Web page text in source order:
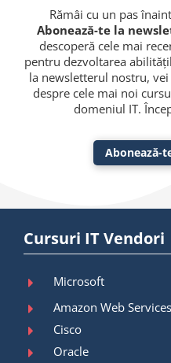
Rămâi cu un pas
Abonează-te la
descoperă cele mai
pentru dezvoltarea
la newsletterul nostru,
despre cele mai noi
domeniul IT.
Abonează-
Cursuri IT Vendori
Microsoft
Amazon Web Services
Cisco
Oracle